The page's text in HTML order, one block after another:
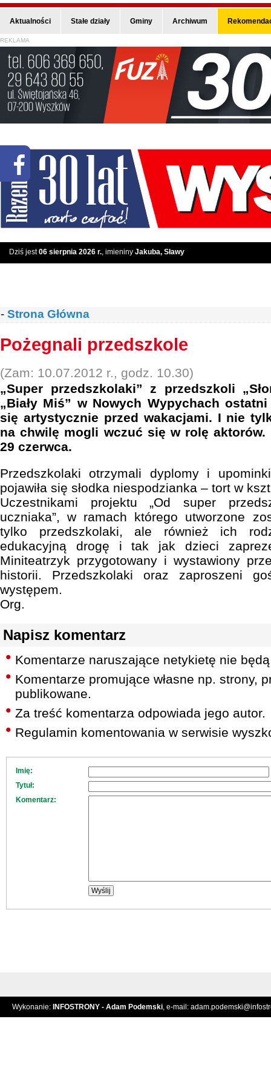
Aktualności Stałe działy Gminy Archiwum
REKLAMA
Dziś jest06 sierpnia 2026 r., imieniny Jakuba, Sławy
- Strona Główna
Pożegnali przedszkole
(Zam: 10.07.2012 r., godz. 10.30)
„Super przedszkolaki” z przedszkoli
„Biały Miś” w Nowych Wypychach
się artystycznie przed wakacjami. I nie
na chwilę mogli wczuć się w rolę aktorów.
29 czerwca.
Przedszkolaki otrzymali dyplomy i
pojawiła się słodka niespodzianka – tort w
Uczestnikami projektu „Od super
uczniaka”, w ramach którego utworzone
tylko przedszkolaki, ale również ich
edukacyjną drogę i tak jak dzieci
Miniteatrzyk przygotowany i wystawiony
historii. Przedszkolaki oraz zaproszeni
występem.
Org.
Napisz komentarz
Komentarze naruszające netykietę nie
Komentarze promujące własne np. strony,
publikowane.
Za treść komentarza odpowiada jego autor.
Regulamin komentowania w serwisie
Imię:
Tytuł:
Komentarz:
Wykonanie: INFOSTRONY - Adam Podemski, e-mail: